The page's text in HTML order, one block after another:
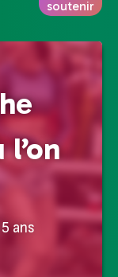
soutenir
ans